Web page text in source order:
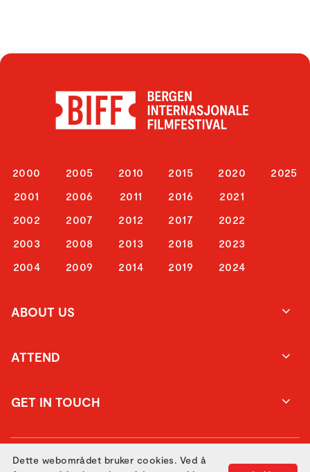
2000
2001
2002
2003
2004
2005
2006
2007
2008
2009
2010
2011
2012
2013
2014
2015
2016
2017
2018
2019
2020
2021
2022
2023
2024
2025
ABOUT US
ATTEND
GET IN TOUCH
Dette webområdet bruker cookies. Ved å